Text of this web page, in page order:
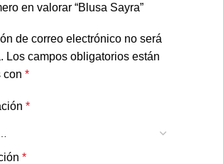
en valorar “Blusa Sayra”
de correo electrónico no será
Los campos obligatorios están
con *
*
*